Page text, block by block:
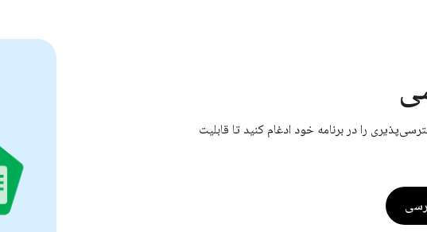
را در برنامه خود ادغام کنید تا قابلیت